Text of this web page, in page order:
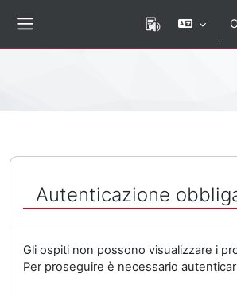
Autenticazione
Gli ospiti non possono visualizzare i
Per proseguire è necessario